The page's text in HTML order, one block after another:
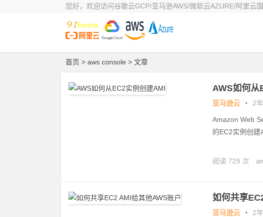
您好，欢迎访问谷歌云GCP/亚马逊AWS/微软云AZURE/阿里云
首页 > aws console > 文章
AWS如何从
亚马逊云 • 2
Amazon Web
的EC2实例创建
阅读 729 次
如何共享
亚马逊云 • 2